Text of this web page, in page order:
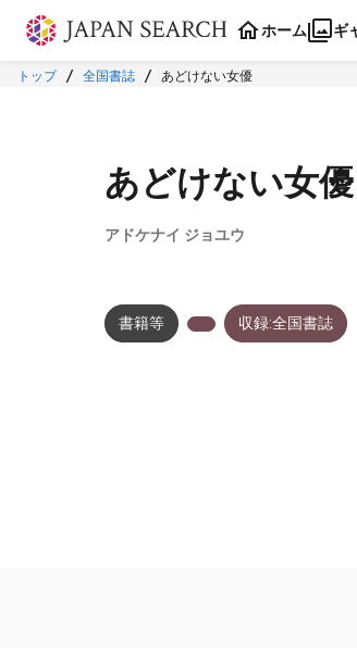
本文に飛ぶ
ホーム ギ
トップ 全国書誌 あどけない女優
あどけない女優
アドケナイ ジョユウ
書籍等 収録:全国書誌